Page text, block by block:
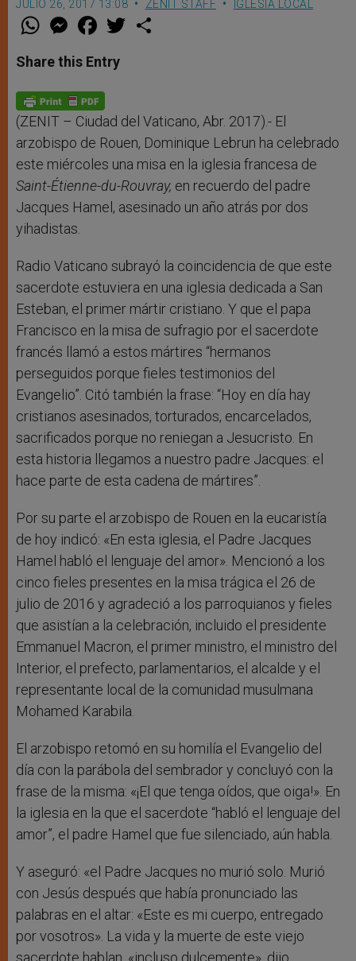
JULIO 26, 2017 13:08 ZENIT STAFF IGLESIA LOCAL
W
t
s
p
p
M
e
s
e
g
e
F
a
e
b
o
k
w
Share this Entry
(ZENIT – Ciudad del Vaticano, Abr. 2017).- El
arzobispo de Rouen, Dominique Lebrun ha celebrado
este miércoles una misa en la iglesia francesa de
Saint-Étienne-du-Rouvray, en recuerdo del padre
Jacques Hamel, asesinado un año atrás por dos
yihadistas.
Radio Vaticano subrayó la coincidencia de que este
sacerdote estuviera en una iglesia dedicada a San
Esteban, el primer mártir cristiano. Y que el papa
Francisco en la misa de sufragio por el sacerdote
francés llamó a estos mártires “hermanos
perseguidos porque fieles testimonios del
Evangelio”. Citó también la frase: “Hoy en día hay
cristianos asesinados, torturados, encarcelados,
sacrificados porque no reniegan a Jesucristo. En
esta historia llegamos a nuestro padre Jacques: el
hace parte de esta cadena de mártires”.
Por su parte el arzobispo de Rouen en la eucaristía
de hoy indicó: «En esta iglesia, el Padre Jacques
Hamel habló el lenguaje del amor». Mencionó a los
cinco fieles presentes en la misa trágica el 26 de
julio de 2016 y agradeció a los parroquianos y fieles
que asistían a la celebración, incluido el presidente
Emmanuel Macron, el primer ministro, el ministro del
Interior, el prefecto, parlamentarios, el alcalde y el
representante local de la comunidad musulmana
Mohamed Karabila.
El arzobispo retomó en su homilía el Evangelio del
día con la parábola del sembrador y concluyó con la
frase de la misma: «¡El que tenga oídos, que oiga!». En
la iglesia en la que el sacerdote “habló el lenguaje del
amor”, el padre Hamel que fue silenciado, aún habla.
Y aseguró: «el Padre Jacques no murió solo. Murió
con Jesús después que había pronunciado las
palabras en el altar: «Este es mi cuerpo, entregado
por vosotros». La vida y la muerte de este viejo
sacerdote hablan, «incluso dulcemente», dijo.